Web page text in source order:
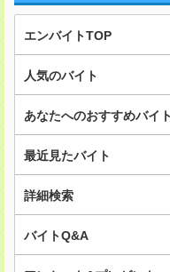
エンバイトTOP
人気のバイト
あなたへのおすすめバイト
最近見たバイト
詳細検索
バイトQ&A